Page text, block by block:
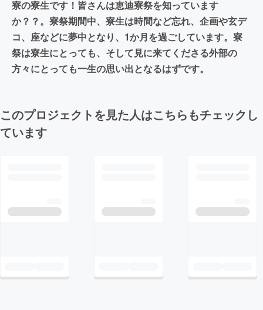
寮の寮生です！皆さんは恵迪寮祭を知っています
か？？。寮祭期間中、寮生は時間など忘れ、企画や玄デ
コ、座などに夢中となり、1か月を過ごしています。寮
祭は寮生にとっても、そして見に来てくださる外部の
方々にとっても一生の思い出となるはずです。
このプロジェクトを見た人はこちらもチェックし
ています